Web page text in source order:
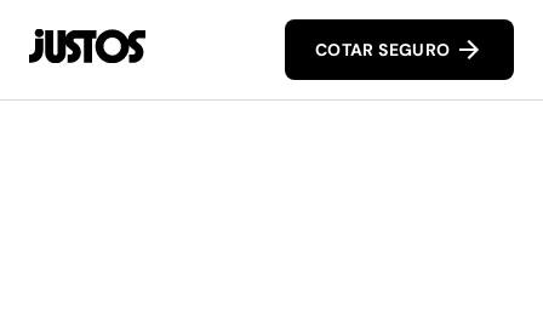
COTAR SEGURO